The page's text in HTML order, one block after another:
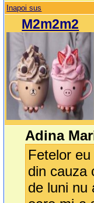
Inapoi sus
M2m2m2
Adina
Fetelor
din cauza
de luni nu